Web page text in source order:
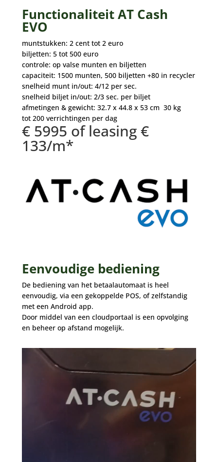
Functionaliteit AT Cash
EVO
muntstukken: 2 cent tot 2 euro
biljetten: 5 tot 500 euro
controle: op valse munten en biljetten
capaciteit: 1500 munten, 500 biljetten +80 in recycler
snelheid munt in/out: 4/12 per sec.
snelheid biljet in/out: 2/3 sec. per biljet
afmetingen & gewicht: 32.7 x 44.8 x 53 cm 30 kg
tot 200 verrichtingen per dag
€ 5995 of leasing €
133/m*
Eenvoudige bediening
De bediening van het betaalautomaat is heel
eenvoudig, via een gekoppelde POS, of zelfstandig
met een Android app.
Door middel van een cloudportaal is een opvolging
en beheer op afstand mogelijk.